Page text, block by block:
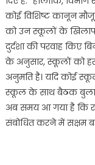
कोई विशिष्ट कानून
को उन स्कूलों के खिलाफ
दुर्दशा की परवाह किए
के अनुसार, स्कूलों को
अनुमति है। यदि कोई
स्कूल के साथ बैठक
अब समय आ गया है कि
संबोधित करने में सक्षम